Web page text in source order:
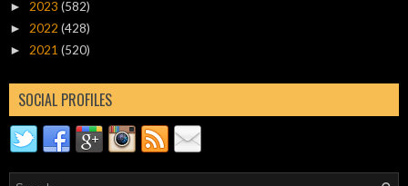
► 2023 (582)
► 2022 (428)
► 2021 (520)
SOCIAL PROFILES